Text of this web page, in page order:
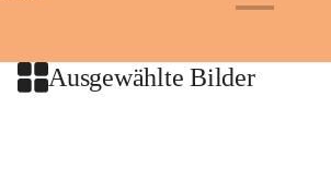
Ausgewählte Bilder